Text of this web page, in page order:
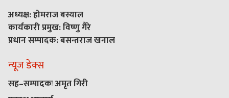
अध्यक्ष: होमराज बस्याल
कार्यकारी प्रमुख: विष्णु गैरे
प्रधान सम्पादक: बसन्तराज खनाल
न्यूज डेक्स
सह–सम्पादकः अमृत गिरी